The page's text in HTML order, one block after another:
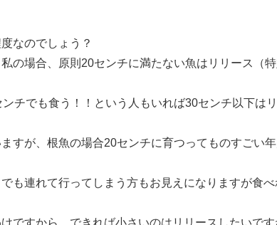
なのでしょう？
の場合、原則20センチに満たない魚はリリース（
チでも食う！！という人もいれば30センチ以下は
すが、根魚の場合20センチに育つってものすごい
も連れて行ってしまう方もお見えになりますが食べ
ですから、できれば小さいのはリリースしたいです